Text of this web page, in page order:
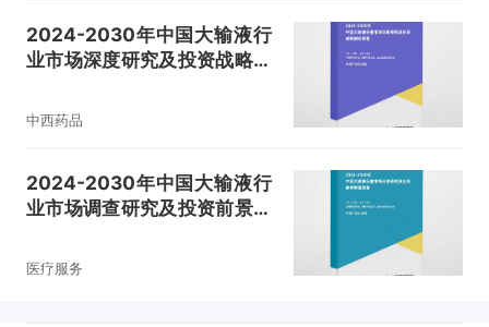
2024-2030年中国大输液行
业市场深度研究及投资战略规
中西药品
2024-2030年中国大输液行
业市场调查研究及投资前景展
医疗服务